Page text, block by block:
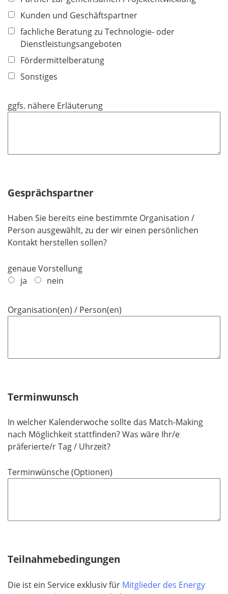
Kunden und Geschäftspartner
fachliche Beratung zu Technologie- oder
Dienstleistungsangeboten
Fördermittelberatung
Sonstiges
ggfs. nähere Erläuterung
Gesprächspartner
Haben Sie bereits eine bestimmte Organisation /
Person ausgewählt, zu der wir einen persönlichen
Kontakt herstellen sollen?
genaue Vorstellung
ja
nein
Organisation(en) / Person(en)
Terminwunsch
In welcher Kalenderwoche sollte das Match-Making
nach Möglichkeit stattfinden? Was wäre Ihr/e
präferierte/r Tag / Uhrzeit?
Terminwünsche (Optionen)
Teilnahmebedingungen
Die ist ein Service exklusiv für Mitglieder des Energy